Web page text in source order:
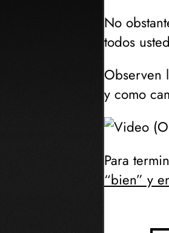
No
todos
Observen
y como
Para
“bien” y